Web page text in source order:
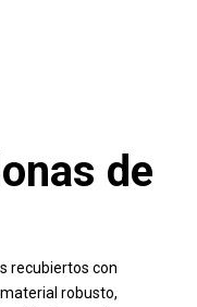
de
recubiertos con
robusto,